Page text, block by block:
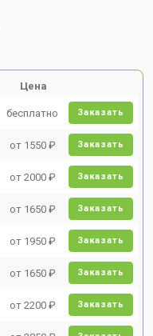
Цена
бесплатно Заказать
от 1550 ₽ Заказать
от 2000 ₽ Заказать
от 1650 ₽ Заказать
от 1950 ₽ Заказать
от 1650 ₽ Заказать
от 2200 ₽ Заказать